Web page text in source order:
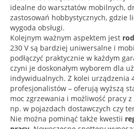
idealne do warsztatów mobilnych,
zastosowań hobbystycznych, gdzie
wygoda obsługi.
Kolejnym ważnym aspektem jest
230 V są bardziej uniwersalne i
podłączyć praktycznie w każdym
czyni je doskonałym wyborem dla
indywidualnych. Z kolei urządzenia
profesjonalistów – oferują wyższą
moc zgrzewania i możliwość pracy
np. w pojazdach dostawczych czy
Nie można pominąć także kwestii